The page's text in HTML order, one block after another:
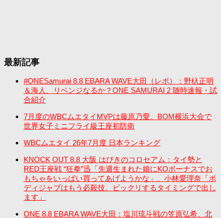
最新記事
#ONESamurai 8.8 EBARA WAVE大田（レポ）：野杁正明
＆海人、リベンジなるか？ONE SAMURAI 2 随時速報・試
合紹介
7月度のWBCムエタイMVPは藤原乃愛。BOM横浜大会で
世界女子ミニフライ級王座初防衛
WBCムエタイ 26年7月度 日本ランキング
KNOCK OUT 8.8 大阪 はびきのコロセアム：タイ勢と
RED王座戦 “狂拳”迅「先週生まれた娘にKOボーナスでお
もちゃをいっぱい買ってあげようかな」、小林愛理奈「ボ
ディジャブはもう必殺技。ビックリするタイミングで出し
ます」
ONE 8.8 EBARA WAVE大田：塩川琉斗戦の笠原弘希、北